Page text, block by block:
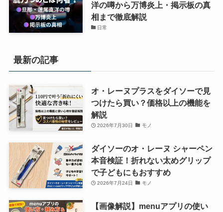
洋の噂から万博炎上・掲示板の真
相まで徹底解説
日常
最新の記事
オ・レーヌプラスをダイソーで見
つけたら買い？価格以上の機能を
解説
2026年7月30日 モノ
ダイソーのオ・レーヌ シャーペン
本音検証！折れない太めグリップ
で子どもにもおすすめ
2026年7月24日 モノ
【画像解説】menuアプリの使い